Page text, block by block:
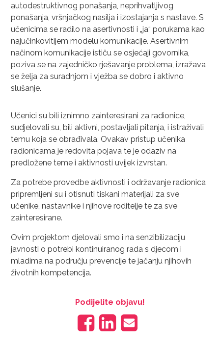
autodestruktivnog ponašanja, neprihvatljivog
ponašanja, vršnjačkog nasilja i izostajanja s nastave. S
učenicima se radilo na asertivnosti i „ja“ porukama kao
najučinkovitijem modelu komunikacije. Asertivnim
načinom komunikacije ističu se osjećaji govornika,
poziva se na zajedničko rješavanje problema, izražava
se želja za suradnjom i vježba se dobro i aktivno
slušanje.
Učenici su bili iznimno zainteresirani za radionice,
sudjelovali su, bili aktivni, postavljali pitanja, i istraživali
temu koja se obrađivala. Ovakav pristup učenika
radionicama je redovita pojava te je odaziv na
predložene teme i aktivnosti uvijek izvrstan.
Za potrebe provedbe aktivnosti i održavanje radionica
pripremljeni su i otisnuti tiskani materijali za sve
učenike, nastavnike i njihove roditelje te za sve
zainteresirane.
Ovim projektom djelovali smo i na senzibilizaciju
javnosti o potrebi kontinuiranog rada s djecom i
mladima na području prevencije te jačanju njihovih
životnih kompetencija.
Podijelite objavu!